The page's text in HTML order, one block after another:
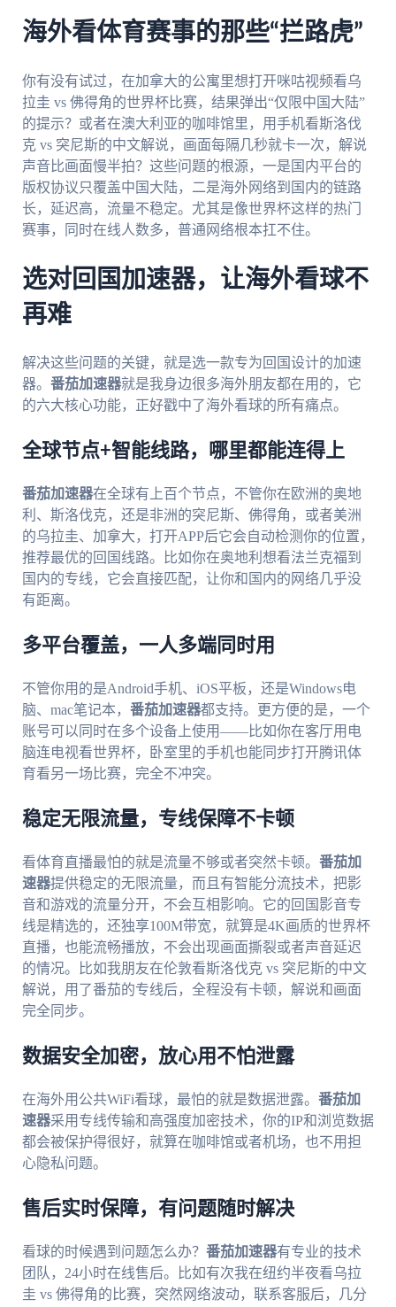
海外看体育赛事的那些“拦路虎”
你有没有试过，在加拿大的公寓里想打开咪咕视频看乌
拉圭 vs 佛得角的世界杯比赛，结果弹出“仅限中国大陆”
的提示？或者在澳大利亚的咖啡馆里，用手机看斯洛伐
克 vs 突尼斯的中文解说，画面每隔几秒就卡一次，解说
声音比画面慢半拍？这些问题的根源，一是国内平台的
版权协议只覆盖中国大陆，二是海外网络到国内的链路
长，延迟高，流量不稳定。尤其是像世界杯这样的热门
赛事，同时在线人数多，普通网络根本扛不住。
选对回国加速器，让海外看球不
再难
解决这些问题的关键，就是选一款专为回国设计的加速
器。 番茄加速器就是我身边很多海外朋友都在用的，它
的六大核心功能，正好戳中了海外看球的所有痛点。
全球节点+智能线路，哪里都能连得上
番茄加速器在全球有上百个节点，不管你在欧洲的奥地
利、斯洛伐克，还是非洲的突尼斯、佛得角，或者美洲
的乌拉圭、加拿大，打开APP后它会自动检测你的位置，
推荐最优的回国线路。比如你在奥地利想看法兰克福到
国内的专线，它会直接匹配，让你和国内的网络几乎没
有距离。
多平台覆盖，一人多端同时用
不管你用的是Android手机、iOS平板，还是Windows电
脑、mac笔记本， 番茄加速器都支持。更方便的是，一个
账号可以同时在多个设备上使用——比如你在客厅用电
脑连电视看世界杯，卧室里的手机也能同步打开腾讯体
育看另一场比赛，完全不冲突。
稳定无限流量，专线保障不卡顿
看体育直播最怕的就是流量不够或者突然卡顿。 番茄加
速器提供稳定的无限流量，而且有智能分流技术，把影
音和游戏的流量分开，不会互相影响。它的回国影音专
线是精选的，还独享100M带宽，就算是4K画质的世界杯
直播，也能流畅播放，不会出现画面撕裂或者声音延迟
的情况。比如我朋友在伦敦看斯洛伐克 vs 突尼斯的中文
解说，用了番茄的专线后，全程没有卡顿，解说和画面
完全同步。
数据安全加密，放心用不怕泄露
在海外用公共WiFi看球，最怕的就是数据泄露。 番茄加
速器采用专线传输和高强度加密技术，你的IP和浏览数据
都会被保护得很好，就算在咖啡馆或者机场，也不用担
心隐私问题。
售后实时保障，有问题随时解决
看球的时候遇到问题怎么办？ 番茄加速器有专业的技术
团队，24小时在线售后。比如有次我在纽约半夜看乌拉
圭 vs 佛得角的比赛，突然网络波动，联系客服后，几分